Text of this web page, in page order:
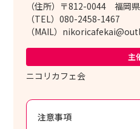
（住所）〒812-0044 福岡
（TEL）080-2458-1467
（MAIL）
主
ニコリカフェ会
注意事項